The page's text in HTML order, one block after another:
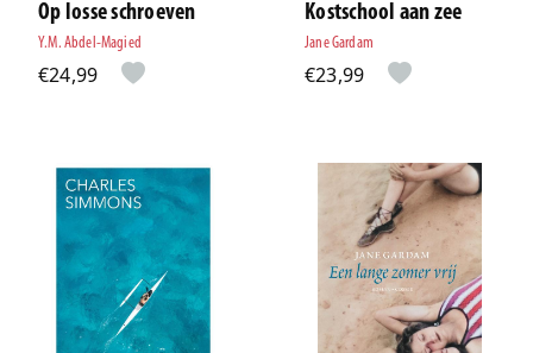
Op losse schroeven
Y.M. Abdel-Magied
€24,99
Kostschool aan zee
Jane Gardam
€23,99